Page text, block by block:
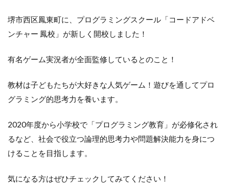
堺市西区鳳東町に、プログラミングスクール「コードアドベ
ンチャー 鳳校」が新しく開校しました！
有名ゲーム実況者が全面監修しているとのこと！
教材は子どもたちが大好きな人気ゲーム！遊びを通してプロ
グラミング的思考力を養います。
2020年度から小学校で「プログラミング教育」が必修化され
るなど、社会で役立つ論理的思考力や問題解決能力を身につ
けることを目指します。
気になる方はぜひチェックしてみてください！